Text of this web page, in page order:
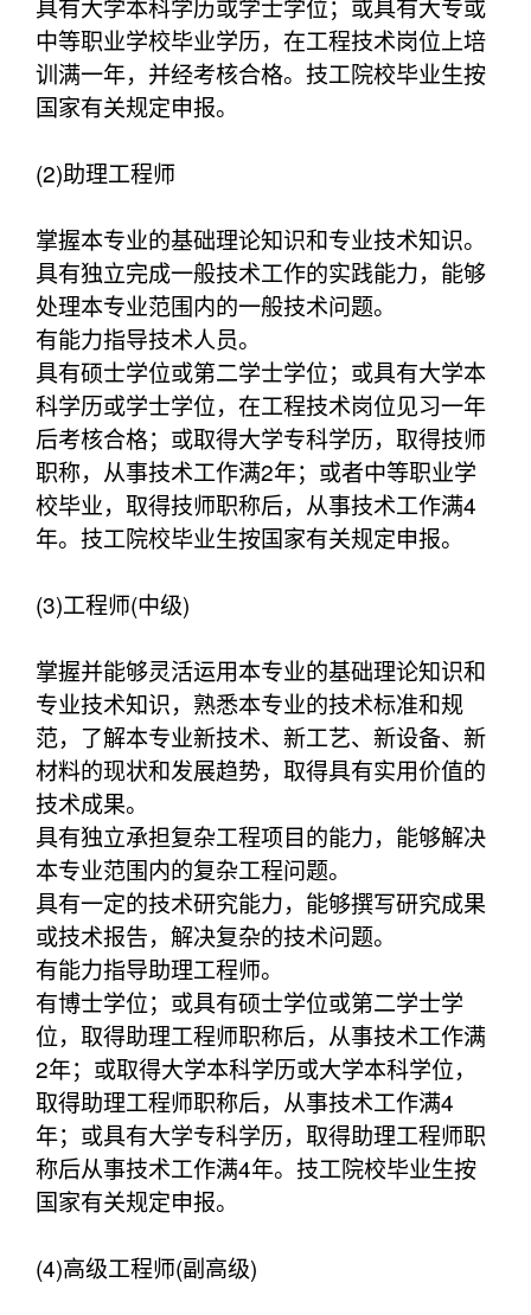
中等职业学校毕业学历，在工程技术岗位上培
训满一年，并经考核合格。技工院校毕业生按
国家有关规定申报。
(2)助理工程师
掌握本专业的基础理论知识和专业技术知识。
具有独立完成一般技术工作的实践能力，能够
处理本专业范围内的一般技术问题。
有能力指导技术人员。
具有硕士学位或第二学士学位；或具有大学本
科学历或学士学位，在工程技术岗位见习一年
后考核合格；或取得大学专科学历，取得技师
职称，从事技术工作满2年；或者中等职业学
校毕业，取得技师职称后，从事技术工作满4
年。技工院校毕业生按国家有关规定申报。
(3)工程师(中级)
掌握并能够灵活运用本专业的基础理论知识和
专业技术知识，熟悉本专业的技术标准和规
范，了解本专业新技术、新工艺、新设备、新
材料的现状和发展趋势，取得具有实用价值的
技术成果。
具有独立承担复杂工程项目的能力，能够解决
本专业范围内的复杂工程问题。
具有一定的技术研究能力，能够撰写研究成果
或技术报告，解决复杂的技术问题。
有能力指导助理工程师。
有博士学位；或具有硕士学位或第二学士学
位，取得助理工程师职称后，从事技术工作满
2年；或取得大学本科学历或大学本科学位，
取得助理工程师职称后，从事技术工作满4
年；或具有大学专科学历，取得助理工程师职
称后从事技术工作满4年。技工院校毕业生按
国家有关规定申报。
(4)高级工程师(副高级)